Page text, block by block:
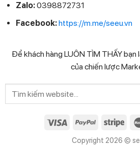
Zalo:0398872731
Facebook:https://m.me/seeu.vn
Để khách hàng LUÔN TÌM THẤY bạn
của chiến lược
Search
Copyright 2026 ©